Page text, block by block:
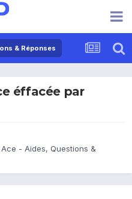
& Réponses
éffacée par
- Aides, Questions &